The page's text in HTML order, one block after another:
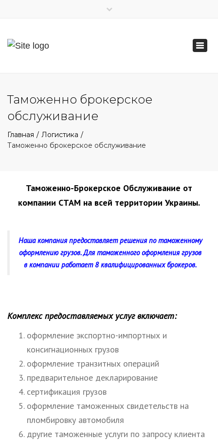
Таможенно брокерское
обслуживание
Главная
Логистика
Таможенно брокерское обслуживание
Таможенно-Брокерское Обслуживание от
компании СТАМ на всей территории Украины.
Наша компания предоставляет решения по таможенному
оформлению грузов. Для таможенного оформления грузов
в компании работает 8 квалифицированных брокеров.
Комплекс предоставляемых услуг включает:
оформление экспортно-импортных и
консигнационных грузов
оформление транзитных операций
предварительное декларирование
сертификация грузов
оформление таможенных свидетельств на
пломбировку автомобиля
другие таможенные услуги по запросу клиента